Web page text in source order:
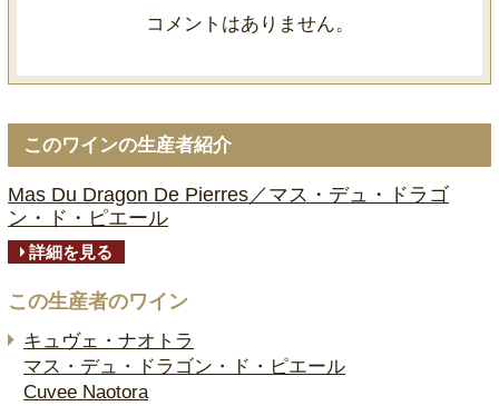
コメントはありません。
このワインの生産者紹介
Mas Du Dragon De Pierres／マス・デュ・ドラゴ
ン・ド・ピエール
詳細を見る
この生産者のワイン
キュヴェ・ナオトラ
マス・デュ・ドラゴン・ド・ピエール
Cuvee Naotora